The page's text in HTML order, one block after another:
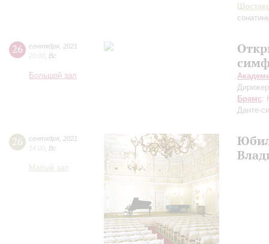
26 сентября 2021
20:00 Вс
Большой зал
Брамс:
Данте-
26 сентября 2021
14:00 Вс
Малый зал